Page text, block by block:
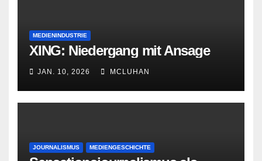
MEDIENINDUSTRIE
XING: Niedergang mit Ansage
JAN. 10, 2026 MCLUHAN
JOURNALISMUS MEDIENGESCHICHTE